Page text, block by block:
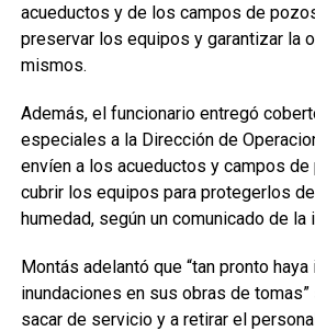
acueductos y de los campos de
preservar los equipos y garantizar la
mismos.
Además, el funcionario entregó
especiales a la Dirección de
envíen a los acueductos y campos
cubrir los equipos para protegerlos
humedad, según un comunicado de la
Montás adelantó que “tan pronto
inundaciones en sus obras de
sacar de servicio y a retirar el